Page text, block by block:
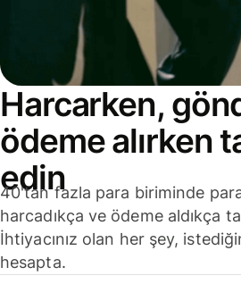
Harcarken,
ödeme alırken
edin
40'tan fazla para biriminde
harcadıkça ve ödeme aldıkça
İhtiyacınız olan her şey,
hesapta.